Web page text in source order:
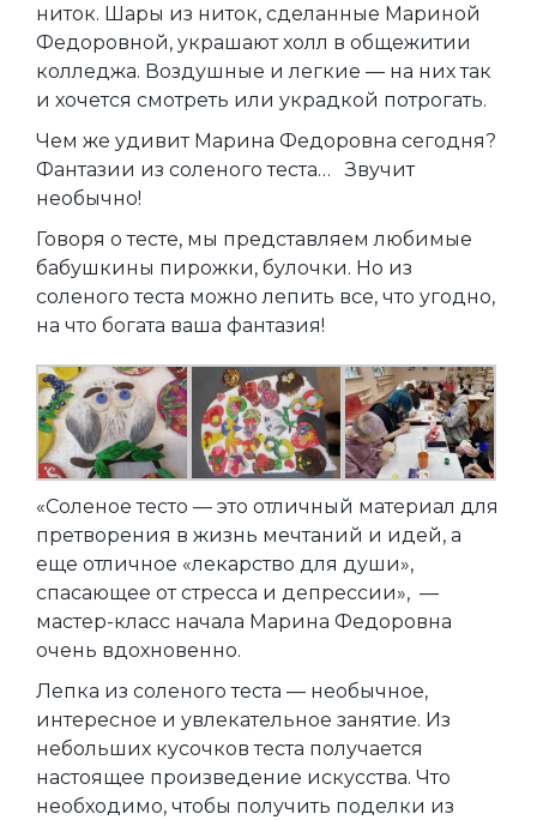
ниток. Шары из ниток, сделанные Мариной
Федоровной, украшают холл в общежитии
колледжа. Воздушные и легкие — на них так
и хочется смотреть или украдкой потрогать.
Чем же удивит Марина Федоровна сегодня?
Фантазии из соленого теста… Звучит
необычно!
Говоря о тесте, мы представляем любимые
бабушкины пирожки, булочки. Но из
соленого теста можно лепить все, что угодно,
на что богата ваша фантазия!
«Соленое тесто — это отличный материал для
претворения в жизнь мечтаний и идей, а
еще отличное «лекарство для души»,
спасающее от стресса и депрессии», —
мастер-класс начала Марина Федоровна
очень вдохновенно.
Лепка из соленого теста — необычное,
интересное и увлекательное занятие. Из
небольших кусочков теста получается
настоящее произведение искусства. Что
необходимо, чтобы получить поделки из